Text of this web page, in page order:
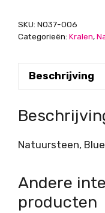
SKU: N037-006
Categorieën: Kralen,
Beschrijving
Natuursteen,
Andere
producten